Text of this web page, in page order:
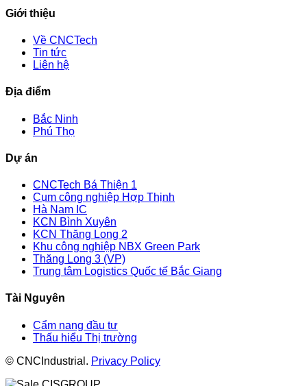
Giới thiệu
Về CNCTech
Tin tức
Liên hệ
Địa điểm
Bắc Ninh
Phú Thọ
Dự án
CNCTech Bá Thiện 1
Cụm công nghiệp Hợp Thịnh
Hà Nam IC
KCN Bình Xuyên
KCN Thăng Long 2
Khu công nghiệp NBX Green Park
Thăng Long 3 (VP)
Trung tâm Logistics Quốc tế Bắc Giang
Tài Nguyên
Cẩm nang đầu tư
Thấu hiểu Thị trường
© CNCIndustrial. Privacy Policy